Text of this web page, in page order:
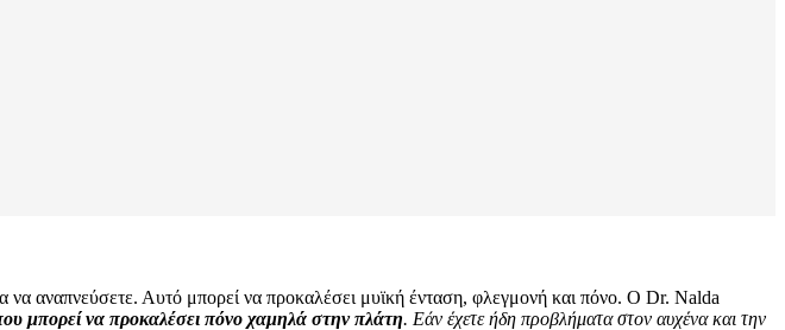
να αναπνεύσετε. Αυτό μπορεί να προκαλέσει μυϊκή ένταση, φλεγμονή και πόνο. Ο Dr. Nalda
μπορεί να προκαλέσει πόνο χαμηλά στην πλάτη. Εάν έχετε ήδη προβλήματα στον αυχένα και την